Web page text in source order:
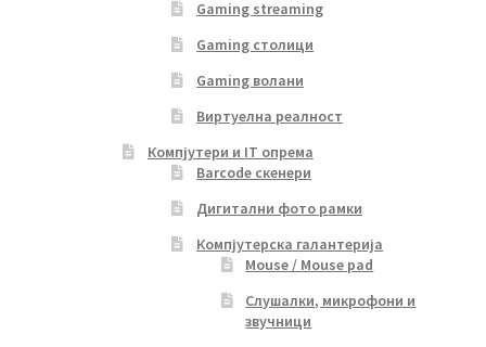
Gaming streaming
Gaming столици
Gaming волани
Виртуелна реалност
Компјутери и IT опрема
Barcode скенери
Дигитални фото рамки
Компјутерска галантерија
Mouse / Mouse pad
Слушалки, микрофони и
звучници